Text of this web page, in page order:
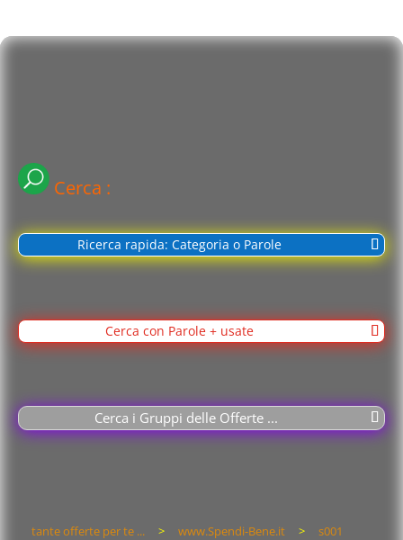
Cerca :
Ricerca rapida: Categoria o Parole
Cerca con Parole + usate
Cerca i Gruppi delle Offerte ...
tante offerte per te ... > www.Spendi-Bene.it > s001